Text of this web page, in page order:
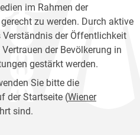
im Rahmen der
zu werden. Durch aktive
der Öffentlichkeit
der Bevölkerung in
gestärkt werden.
Sie bitte die
der Startseite (Wiener
sind.